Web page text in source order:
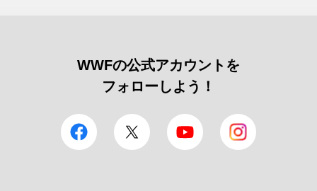
WWFの公式アカウントを
フォローしよう！
facebook Twitter YouTube